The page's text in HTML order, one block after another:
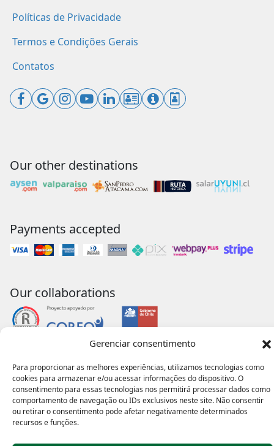
Gerenciar consentimento
Para proporcionar as melhores experiências, utilizamos tecnologias como
cookies para armazenar e/ou acessar informações do dispositivo. O
consentimento para essas tecnologias nos permitirá processar dados como
comportamento de navegação ou IDs exclusivos neste site. Não consentir
ou retirar o consentimento pode afetar negativamente determinados
recursos e funções.
Políticas de Privacidade
Termos e Condições Gerais
Contatos
Our other destinations
Payments accepted
Our collaborations